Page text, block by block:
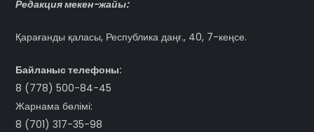
Редакция мекен-жайы:
Қарағанды қаласы, Республика даңғ., 40, 7-кеңсе.
Байланыс телефоны:
8 (778) 500-84-45
Жарнама бөлімі:
8 (701) 317-35-98